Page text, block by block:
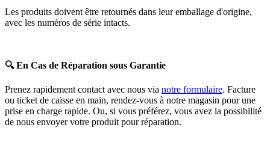
Les produits doivent être retournés dans leur emballage d'origine,
avec les numéros de série intacts.
🔍En Cas de Réparation sous Garantie
Prenez rapidement contact avec nous via notre formulaire. Facture
ou ticket de caisse en main, rendez-vous à notre magasin pour une
prise en charge rapide. Ou, si vous préférez, vous avez la possibilité
de nous envoyer votre produit pour réparation.